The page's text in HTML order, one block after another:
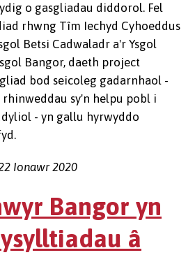
o gasgliadau diddorol. Fel
rhwng Tîm Iechyd Cyhoeddus
Betsi Cadwaladr a'r Ysgol
Bangor, daeth project
bod seicoleg gadarnhaol -
sy'n helpu pobl i
- yn gallu hyrwyddo
Ionawr 2020
Bangor yn
â